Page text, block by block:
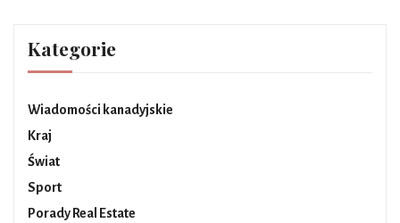
Kategorie
Wiadomości kanadyjskie
Kraj
Świat
Sport
Porady Real Estate